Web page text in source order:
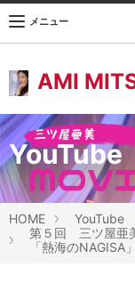
AMI
メニュー
YouTube
HOME
YouTube
第５回 三ツ屋亜
「熱海のNAGISA」